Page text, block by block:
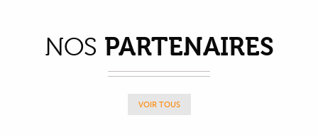
NOS PARTENAIRES
VOIR TOUS